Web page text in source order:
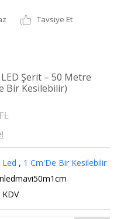
Tavsiye Et
Şerit – 50 Metre
Bir Kesilebilir)
, 1 Cm'De Bir Kesilebilir